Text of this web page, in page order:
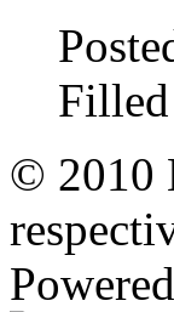
© 2010